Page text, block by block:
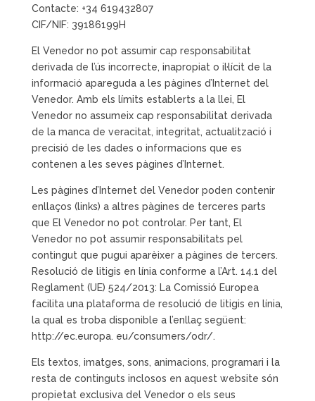
Contacte: +34 619432807
CIF/NIF: 39186199H
El Venedor no pot assumir cap responsabilitat
derivada de l’ús incorrecte, inapropiat o il·lícit de la
informació apareguda a les pàgines d’Internet del
Venedor. Amb els límits establerts a la llei, El
Venedor no assumeix cap responsabilitat derivada
de la manca de veracitat, integritat, actualització i
precisió de les dades o informacions que es
contenen a les seves pàgines d’Internet.
Les pàgines d’Internet del Venedor poden contenir
enllaços (links) a altres pàgines de terceres parts
que El Venedor no pot controlar. Per tant, El
Venedor no pot assumir responsabilitats pel
contingut que pugui aparèixer a pàgines de tercers.
Resolució de litigis en línia conforme a l’Art. 14.1 del
Reglament (UE) 524/2013: La Comissió Europea
facilita una plataforma de resolució de litigis en línia,
la qual es troba disponible a l’enllaç següent:
http://ec.europa. eu/consumers/odr/.
Els textos, imatges, sons, animacions, programari i la
resta de continguts inclosos en aquest website són
propietat exclusiva del Venedor o els seus